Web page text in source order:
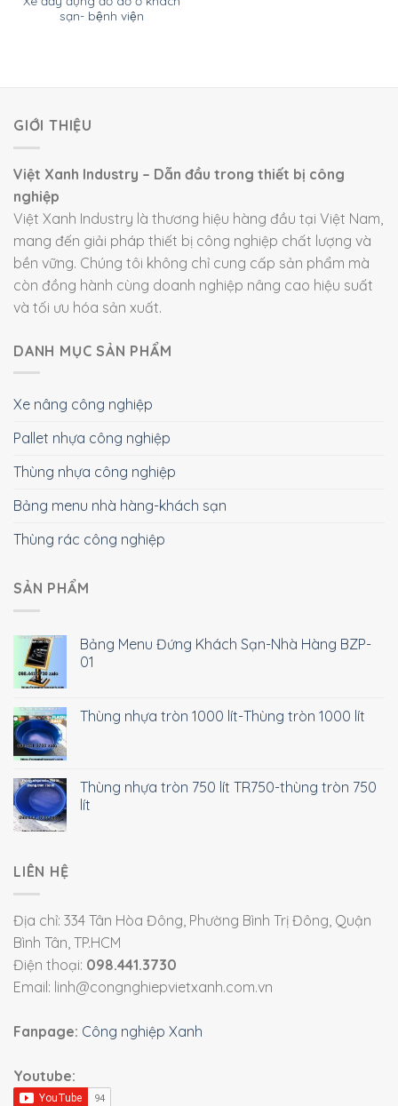
sạn- bệnh viện
GIỚI THIỆU
Việt Xanh Industry – Dẫn đầu trong thiết bị công
nghiệp
Việt Xanh Industry là thương hiệu hàng đầu tại Việt Nam,
mang đến giải pháp thiết bị công nghiệp chất lượng và
bền vững. Chúng tôi không chỉ cung cấp sản phẩm mà
còn đồng hành cùng doanh nghiệp nâng cao hiệu suất
và tối ưu hóa sản xuất.
DANH MỤC SẢN PHẨM
Xe nâng công nghiệp
Pallet nhựa công nghiệp
Thùng nhựa công nghiệp
Bảng menu nhà hàng-khách sạn
Thùng rác công nghiệp
SẢN PHẨM
Bảng Menu Đứng Khách Sạn-Nhà Hàng BZP-
01
Thùng nhựa tròn 1000 lít-Thùng tròn 1000 lít
Thùng nhựa tròn 750 lít TR750-thùng tròn 750
lít
LIÊN HỆ
Địa chỉ: 334 Tân Hòa Đông, Phường Bình Trị Đông, Quận
Bình Tân, TP.HCM
Điện thoại: 098.441.3730
Email: linh@congnghiepvietxanh.com.vn
Fanpage: Công nghiệp Xanh
Youtube: